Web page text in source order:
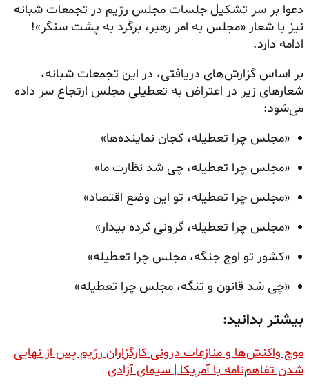
دعوا بر سر تشکیل جلسات مجلس رژیم در تجمعات شبانه
نیز با شعار «مجلس به امر رهبر، برگرد به پشت سنگر»!
ادامه دارد.
بر اساس گزارش‌های دریافتی، در این تجمعات شبانه،
شعارهای زیر در اعتراض به تعطیلی مجلس ارتجاع سر داده
می‌شود:
«مجلس چرا تعطیله، کجان نماینده‌ها»
«مجلس چرا تعطیله، چی شد نظارت ما»
«مجلس چرا تعطیله، تو این وضع اقتصاد»
«مجلس چرا تعطیله، گرونی کرده بیدار»
«کشور تو اوج جنگه، مجلس چرا تعطیله»
«چی شد قانون و تنگه، مجلس چرا تعطیله»
بیشتر بدانید:
موج واکنش‌ها و منازعات درونی کارگزاران رژیم پس از نهایی
شدن تفاهم‌نامه با آمریکا | سیمای آزادی